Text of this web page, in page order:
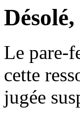
Le pare-
cette
jugée